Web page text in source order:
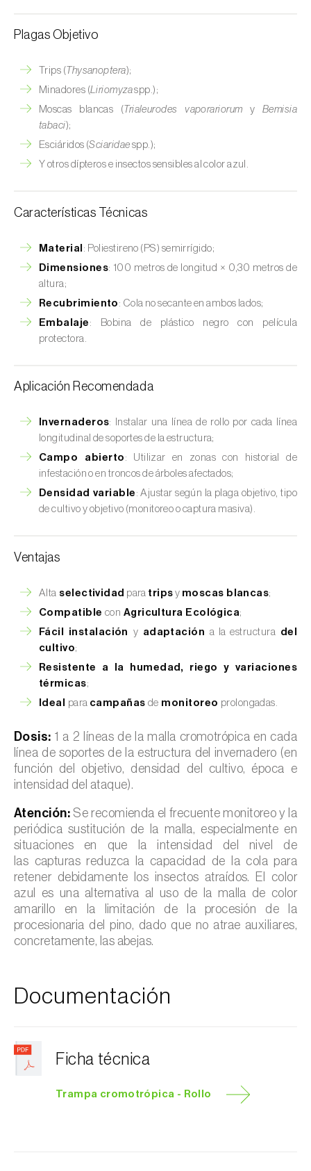
Plagas Objetivo
Trips ( Thysanoptera);
Minadores (Liriomyzaspp.);
Moscas blancas ( Trialeurodes vaporariorum y Bemisia
tabaci);
Esciáridos (Sciaridae spp.);
Y otros dípteros e insectos sensibles al color azul.
Características Técnicas
Material : Poliestireno (PS) semirrígido;
Dimensiones: 100 metros de longitud × 0,30 metros de
altura;
Recubrimiento : Cola no secante en ambos lados;
Embalaje : Bobina de plástico negro con película
protectora.
Aplicación Recomendada
Invernaderos: Instalar una línea de rollo por cada línea
longitudinal de soportes de la estructura;
Campo abierto : Utilizar en zonas con historial de
infestación o en troncos de árboles afectados;
Densidad variable : Ajustar según la plaga objetivo, tipo
de cultivo y objetivo (monitoreo o captura masiva).
Ventajas
Alta selectividad para trips y moscas blancas;
Compatible con Agricultura Ecológica;
Fácil instalación yadaptación a la estructura del
cultivo;
Resistente a la humedad, riego y variaciones
térmicas;
Ideal para campañasde monitoreo prolongadas.
Dosis: 1 a 2 líneas de la malla cromotrópica en cada
línea de soportes de la estructura del invernadero (en
función del objetivo, densidad del cultivo, época e
intensidad del ataque).
Atención: Se recomienda el frecuente monitoreo y la
periódica sustitución de la malla, especialmente en
situaciones en que la intensidad del nivel de
las capturas reduzca la capacidad de la cola para
retener debidamente los insectos atraídos. El color
azul es una alternativa al uso de la malla de color
amarillo en la limitación de la procesión de la
procesionaria del pino, dado que no atrae auxiliares,
concretamente, las abejas.
Documentación
Ficha técnica
Trampa cromotrópica - Rollo